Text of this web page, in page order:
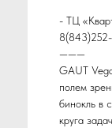
- ТЦ
———
GAUT
полем
бинокль в
круга